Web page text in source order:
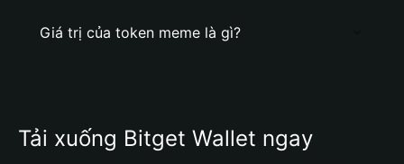
Giá trị của token meme là gì?
Tải xuống Bitget Wallet ngay